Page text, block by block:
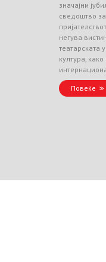
значајни
сведоштво
негува
театарската
култура,
Повеќе